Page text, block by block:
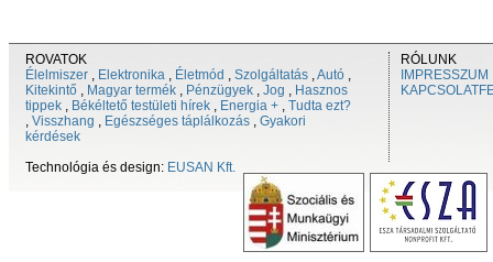
ROVATOK
Élelmiszer , Elektronika , Életmód , Szolgáltatás ,Autó ,
Kitekintő , Magyar termék , Pénzügyek , Jog , Hasznos
tippek , Békéltető testületi hírek , Energia + , Tudta ezt?
, Visszhang , Egészséges táplálkozás , Gyakori
kérdések
Technológia és design: EUSAN Kft.
RÓLUNK
IMPRESSZUM